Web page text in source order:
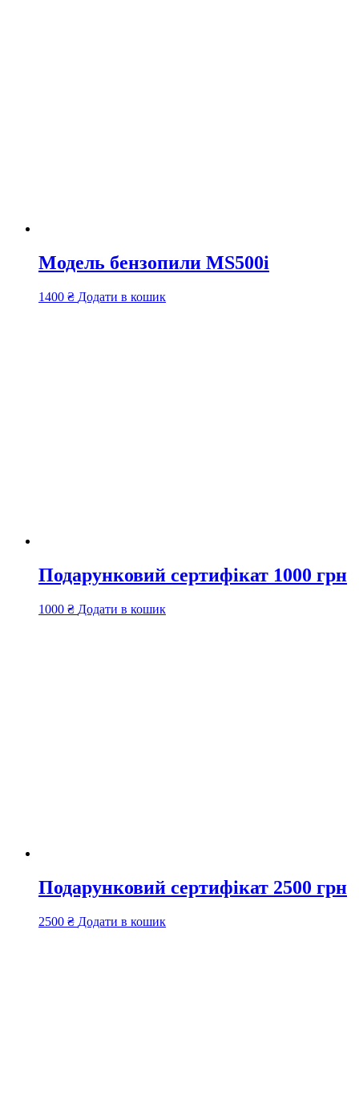
Модель бензопили MS500i
1400 ₴ Додати в кошик
Подарунковий сертифікат 1000 грн
1000 ₴ Додати в кошик
Подарунковий сертифікат 2500 грн
2500 ₴ Додати в кошик